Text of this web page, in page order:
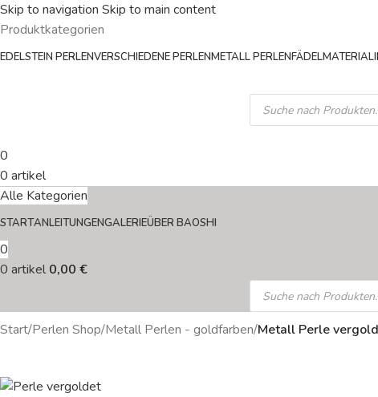
Skip to navigation Skip to main content
Produktkategorien
EDELSTEIN PERLENVERSCHIEDENE PERLENMETALL PERLEN
0
0 artikel
Alle Kategorien
STARTANLEITUNGENGALERIEÜBER BAOSHI
0
0 artikel 0,00 €
Start/Perlen Shop/Metall Perlen - goldfarben/Metall Perle